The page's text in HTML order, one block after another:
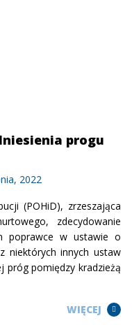
progu
2022
(POHiD), zrzeszająca
zdecydowanie
poprawce w ustawie o
niektórych innych ustaw
próg pomiędzy kradzieżą
WIĘCEJ